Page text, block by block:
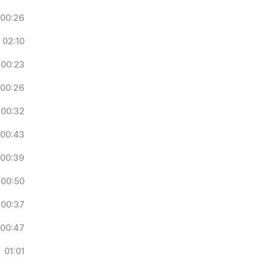
00:26
02:10
00:23
00:26
00:32
00:43
00:39
00:50
00:37
00:47
01:01